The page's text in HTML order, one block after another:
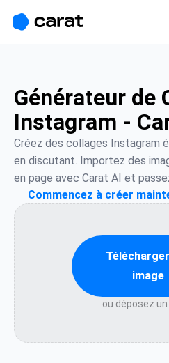
Générateur de
Instagram -
Créez des collages Instagram
en discutant. Importez des
en page avec Carat AI et
Commencez à créer
image
ou déposez